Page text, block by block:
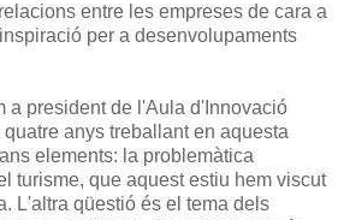
entre les empreses de cara a
per a desenvolupaments
a president de l'Aula d'Innovació
anys treballant en aquesta
elements: la problemàtica
turisme, que aquest estiu hem viscut
L'altra qüestió és el tema dels